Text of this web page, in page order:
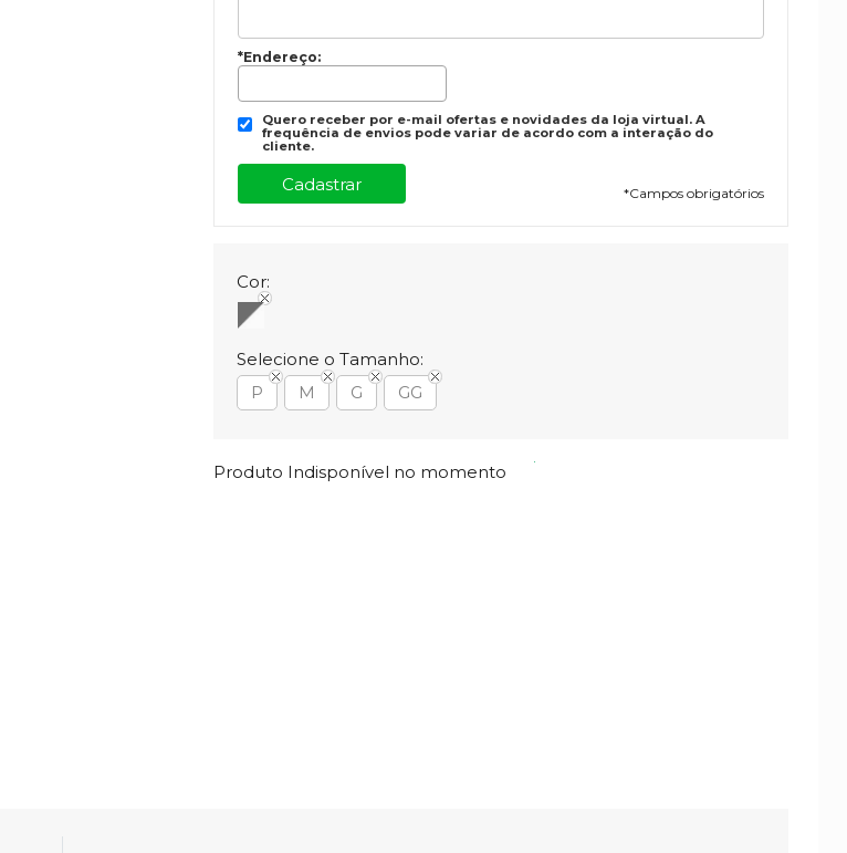
*Endereço:
Quero receber por e-mail ofertas e novidades da loja virtual. A
frequência de envios pode variar de acordo com a interação do
cliente.
*Campos obrigatórios
Cor:
Selecione o Tamanho:
P
M G GG
Produto Indisponível no momento